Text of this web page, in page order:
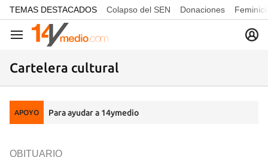
common.go-to-content
TEMAS DESTACADOS Colapso del SEN Donaciones
Navegación
Cartelera cultural
APOYO Para ayudar a 14ymedio
OBITUARIO